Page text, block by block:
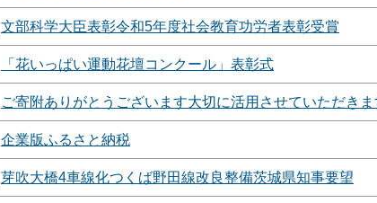
文部科学大臣表彰令和5年度社会教育功労者表彰受賞
「花いっぱい運動花壇コンクール」表彰式
ご寄附ありがとうございます大切に活用させていただきま
企業版ふるさと納税
芽吹大橋4車線化つくば野田線改良整備茨城県知事要望